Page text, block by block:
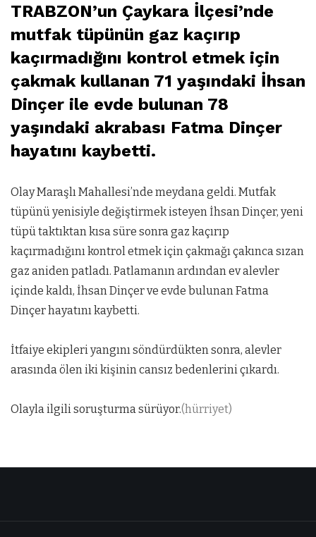
TRABZON’un Çaykara İlçesi’nde
mutfak tüpünün gaz kaçırıp
kaçırmadığını kontrol etmek için
çakmak kullanan 71 yaşındaki İhsan
Dinçer ile evde bulunan 78
yaşındaki akrabası Fatma Dinçer
hayatını kaybetti.
Olay Maraşlı Mahallesi’nde meydana geldi. Mutfak
tüpünü yenisiyle değiştirmek isteyen İhsan Dinçer, yeni
tüpü taktıktan kısa süre sonra gaz kaçırıp
kaçırmadığını kontrol etmek için çakmağı çakınca sızan
gaz aniden patladı. Patlamanın ardından ev alevler
içinde kaldı, İhsan Dinçer ve evde bulunan Fatma
Dinçer hayatını kaybetti.
İtfaiye ekipleri yangını söndürdükten sonra, alevler
arasında ölen iki kişinin cansız bedenlerini çıkardı.
Olayla ilgili soruşturma sürüyor.(hürriyet)